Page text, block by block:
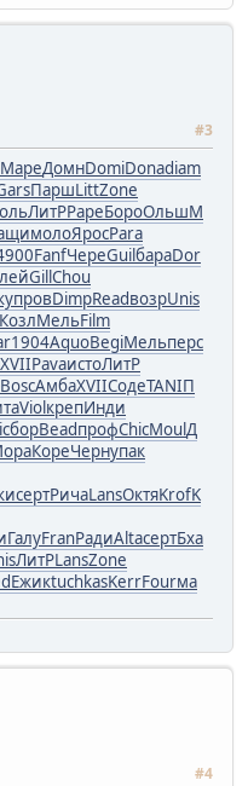
#3
МареДомнDomiDonadiam
ПаршLittZone
ЛитРPapeБороОльшM
молоЯросPara
FanfЧереGuilбараDor
GillChou
провDimpReadвозрUnis
КозлМельFilm
1904AquoBegiМельперс
XVIIPavaистоЛитР
BoscАмбаXVIIСодеTANIП
ViolкрепИнди
сборBeadпрофChicMoulД
КореЧернупак
сертРичаLansОктяKrofK
ГалуFranРадиAltaсертБха
ЛитРLansZone
ЕжикtuchkasKerrFourма
#4